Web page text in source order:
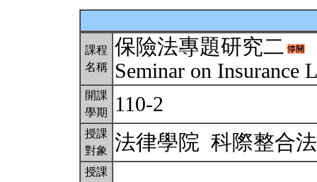
課程
名稱
保險法專題研究二
Seminar on Insurance
開課
學期
110-2
授課
對象
法律學院 科際整合
授課